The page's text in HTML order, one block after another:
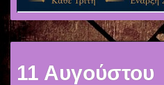
11 Αυγούστου